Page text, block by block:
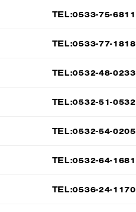
TEL:0533-75-6811
TEL:0533-77-1818
TEL:0532-48-0233
TEL:0532-51-0532
TEL:0532-54-0205
TEL:0532-64-1681
TEL:0536-24-1170